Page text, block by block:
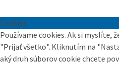
Cookies
Používame cookies. Ak si myslíte,
"Prijať všetko". Kliknutím na
aký druh súborov cookie chcete